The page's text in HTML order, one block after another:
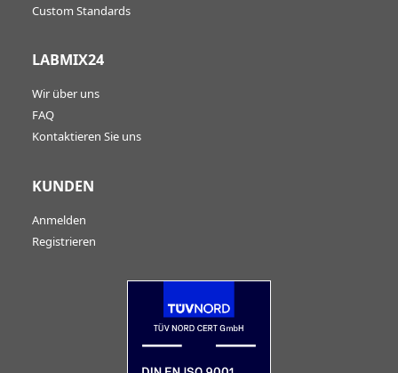
Custom Standards
LABMIX24
Wir über uns
FAQ
Kontaktieren Sie uns
KUNDEN
Anmelden
Registrieren